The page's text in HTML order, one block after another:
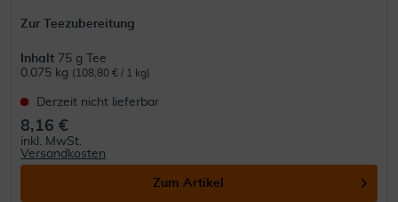
Zur Teezubereitung
Inhalt 75 g Tee
0.075 kg (108,80 € / 1 kg)
Derzeit nicht lieferbar
8,16 €
inkl. MwSt.
Versandkosten
Zum Artikel